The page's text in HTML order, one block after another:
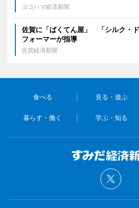
ヨコハマ経済新聞
佐賀に「ばくてん屋」 「シルク・
フォーマーが指導
佐賀経済新聞
食べる 見る・遊ぶ
暮らす・働く 学ぶ・知る